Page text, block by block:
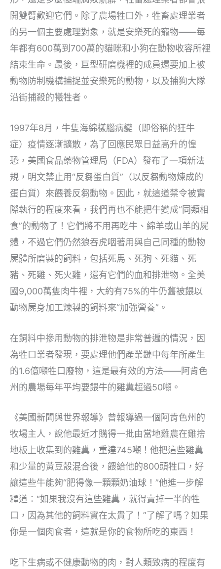
開雙臂歡迎它們。除了農場牲口外，牲畜處理業者
的另一個主要處理對象，就是安樂死的寵物——每
年都有600萬到700萬的貓咪和小狗在動物收容所裡
結束生命。最後，巨型研磨機裡的成員還要加上被
動物防制機構捕捉並安樂死的動物，以及捕狗大隊
沿街捕殺的犧牲者。
1997年8月，牛隻海綿樣腦病變（即俗稱的狂牛
症）疫情逐漸擴散，為了回應民眾日益高升的惶
恐，美國食品藥物管理局（FDA）發布了一項新法
規，明文禁止用“反芻蛋白質”（以反芻動物煉成的
蛋白質）來餵養反芻動物。因此，就這道禁令被實
際執行的程度來看，我們再也不能把牛變成“同類相
食”的動物了！它們將不用再吃牛、綿羊或山羊的屍
體，不過它們仍然狼吞虎咽著用與自己同種的動物
屍體所磨製的飼料，包括死馬、死狗、死貓、死
豬、死雞、死火雞，還有它們的血和排泄物。全美
國9,000萬隻肉牛裡，大約有75%的牛仍舊被餵以
動物屍身加工煉製的飼料來“加強營養”。
在飼料中摻用動物的排泄物是非常普遍的情況，因
為牲口業者發現，要處理他們產業鏈中每年所產生
的1.6億噸牲口廢物，這是最有效的方法——阿肯色
州的農場每年平均要餵牛的雞糞超過50噸。
《美國新聞與世界報導》曾報導過一個阿肯色州的
牧場主人，說他最近才購得一批由當地雞農在雞捨
地板上收集到的雞糞，重達745噸！他把這些雞糞
和少量的黃豆殼混合後，餵給他的800頭牲口，好
讓這些牛能夠“肥得像一顆顆奶油球！”他進一步解
釋道：“如果我沒有這些雞糞，就得賣掉一半的牲
口，因為其他的飼料實在太貴了！”了解了嗎？如果
你是一個肉食者，這就是你的食物所吃的東西！
吃下生病或不健康動物的肉，對人類致病的程度有